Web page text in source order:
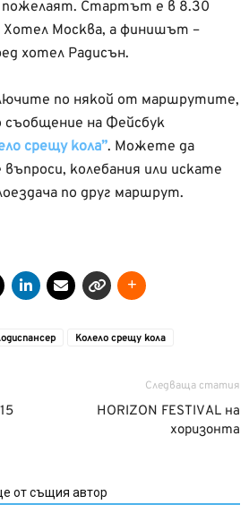
пожелаят. Стартът е в 8.30
Хотел Москва, а финишът –
хотел Радисън.
по някой от маршрутите,
съобщение на Фейсбук
срещу кола”. Можете да
колебания или искате
по друг маршрут.
Колело срещу кола
Следваща статия
HORIZON FESTIVAL на
хоризонта
от същия автор